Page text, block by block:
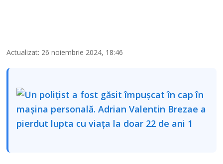
Actualizat: 26 noiembrie 2024, 18:46